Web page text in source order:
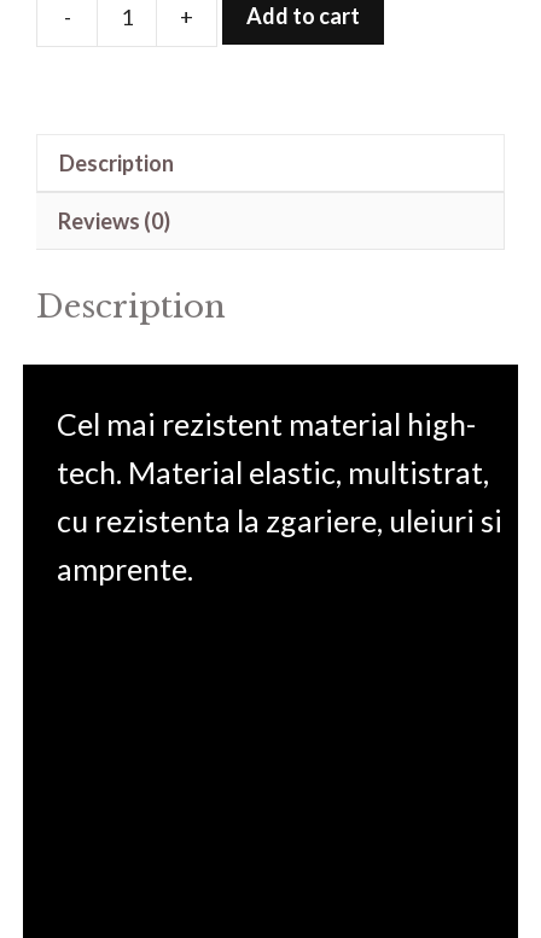
-
Folie
quantity
+ Add to cart
Description
Reviews (0)
Description
Cel mai rezistent material high-
tech. Material elastic, multistrat,
cu rezistenta la zgariere, uleiuri si
amprente.